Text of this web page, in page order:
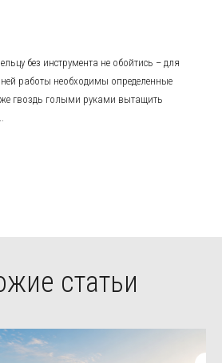
без инструмента не обойтись – для
работы необходимы определенные
гвоздь голыми руками вытащить
статьи